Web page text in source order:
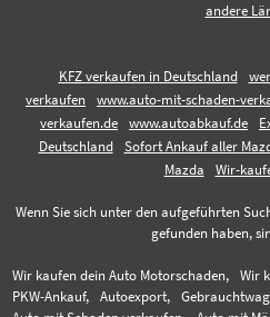
andere
KFZ verkaufen in Deutschland
verkaufen
www.auto-mit-schaden-
verkaufen.de
www.autoabkauf.de
Deutschland
Sofort Ankauf aller
Mazda
Wir-
Wenn Sie sich unter den aufgeführten
gefunden haben,
Wir kaufen dein Auto Motorschaden,
Wir
PKW-Ankauf,
Autoexport,